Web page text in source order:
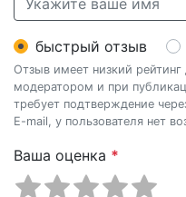
быстрый отзыв
Отзыв имеет низкий
модератором и при
требует подтверждение
E-mail, у пользователя нет
Ваша оценка *